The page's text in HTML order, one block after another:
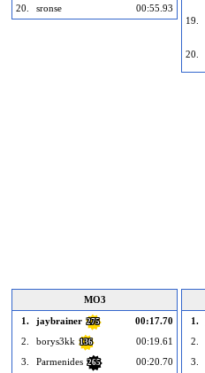
20.
sronse 00:55.93
19.
20.
MO3
1.
jaybrainer 275
00:17.70
2.
borys3kk 136
00:19.61
3.
Parmenides 265
00:20.70
1.
2.
3.